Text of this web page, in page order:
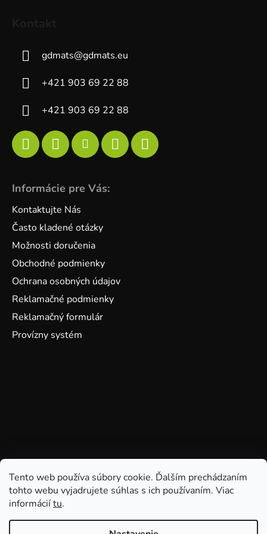
Tento web používa súbory cookie. Ďalším prechádzaním
tohto webu vyjadrujete súhlas s ich používaním. Viac
informáciítu.
gdmats@gdmats.eu
+421 903 69 22 88
+421 903 69 22 88
Informácie pre Vás:
Kontaktujte Nás
Často kladené otázky
Možnosti doručenia
Obchodné podmienky
Ochrana osobných údajov
Reklamačné podmienky
Reklamačný formulár
Provízny systém